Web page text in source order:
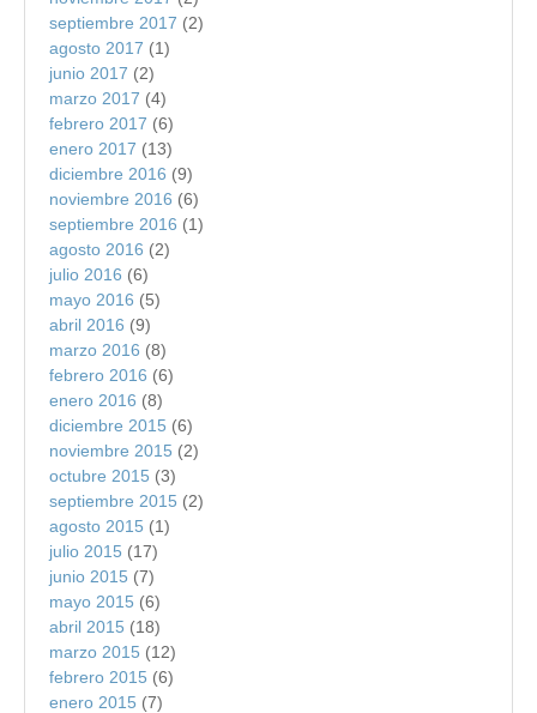
septiembre 2017 (2)
agosto 2017 (1)
junio 2017 (2)
marzo 2017 (4)
febrero 2017 (6)
enero 2017 (13)
diciembre 2016 (9)
noviembre 2016 (6)
septiembre 2016 (1)
agosto 2016 (2)
julio 2016 (6)
mayo 2016 (5)
abril 2016 (9)
marzo 2016 (8)
febrero 2016 (6)
enero 2016 (8)
diciembre 2015 (6)
noviembre 2015 (2)
octubre 2015 (3)
septiembre 2015 (2)
agosto 2015 (1)
julio 2015 (17)
junio 2015 (7)
mayo 2015 (6)
abril 2015 (18)
marzo 2015 (12)
febrero 2015 (6)
enero 2015 (7)